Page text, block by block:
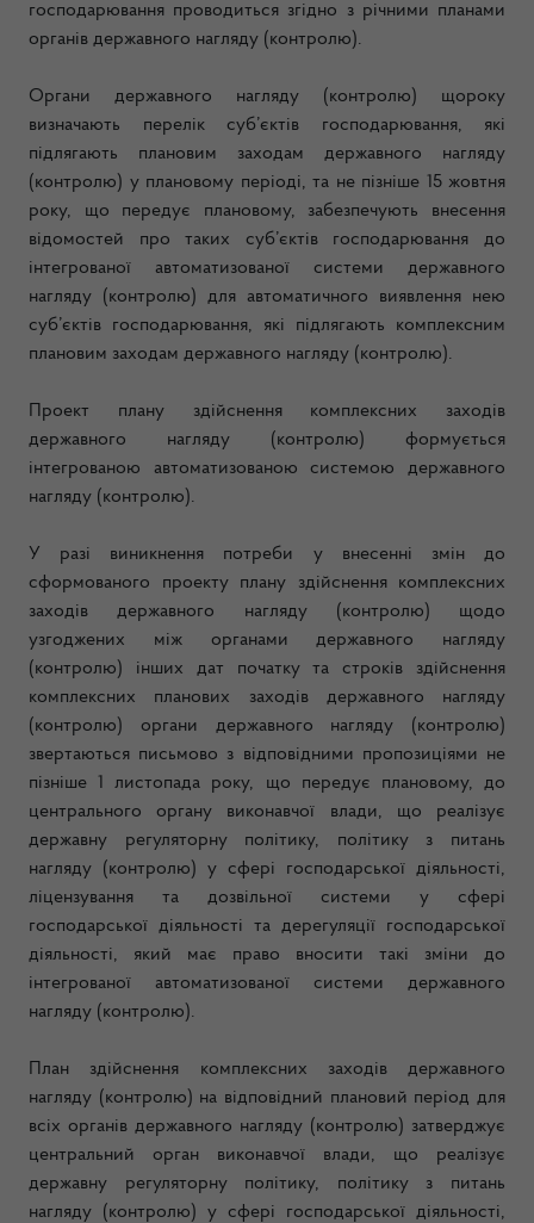
господарювання проводиться згідно з річними планами
органів державного нагляду (контролю).
Органи державного нагляду (контролю) щороку
визначають перелік суб’єктів господарювання, які
підлягають плановим заходам державного нагляду
(контролю) у плановому періоді, та не пізніше 15 жовтня
року, що передує плановому, забезпечують внесення
відомостей про таких суб’єктів господарювання до
інтегрованої автоматизованої системи державного
нагляду (контролю) для автоматичного виявлення нею
суб’єктів господарювання, які підлягають комплексним
плановим заходам державного нагляду (контролю).
Проект плану здійснення комплексних заходів
державного нагляду (контролю) формується
інтегрованою автоматизованою системою державного
нагляду (контролю).
У разі виникнення потреби у внесенні змін до
сформованого проекту плану здійснення комплексних
заходів державного нагляду (контролю) щодо
узгоджених між органами державного нагляду
(контролю) інших дат початку та строків здійснення
комплексних планових заходів державного нагляду
(контролю) органи державного нагляду (контролю)
звертаються письмово з відповідними пропозиціями не
пізніше 1 листопада року, що передує плановому, до
центрального органу виконавчої влади, що реалізує
державну регуляторну політику, політику з питань
нагляду (контролю) у сфері господарської діяльності,
ліцензування та дозвільної системи у сфері
господарської діяльності та дерегуляції господарської
діяльності, який має право вносити такі зміни до
інтегрованої автоматизованої системи державного
нагляду (контролю).
План здійснення комплексних заходів державного
нагляду (контролю) на відповідний плановий період для
всіх органів державного нагляду (контролю) затверджує
центральний орган виконавчої влади, що реалізує
державну регуляторну політику, політику з питань
нагляду (контролю) у сфері господарської діяльності,